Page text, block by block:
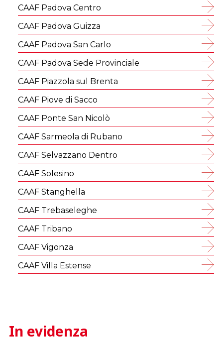
CAAF Padova Centro
CAAF Padova Guizza
CAAF Padova San Carlo
CAAF Padova Sede Provinciale
CAAF Piazzola sul Brenta
CAAF Piove di Sacco
CAAF Ponte San Nicolò
CAAF Sarmeola di Rubano
CAAF Selvazzano Dentro
CAAF Solesino
CAAF Stanghella
CAAF Trebaseleghe
CAAF Tribano
CAAF Vigonza
CAAF Villa Estense
In evidenza